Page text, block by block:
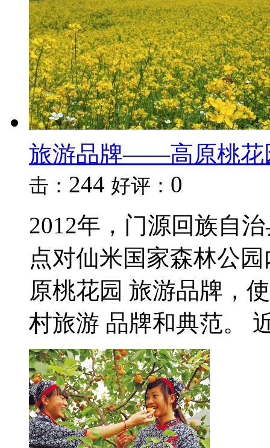
旅游品牌——高原桃花
击： 244 好评： 0
2012年，门源回族自
点对仙米国家森林公
原桃花园 旅游品牌，
村旅游 品牌和典范。